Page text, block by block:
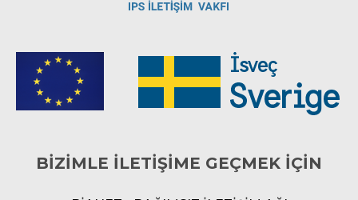
BİZİMLE İLETİŞİME GEÇMEK İÇİN